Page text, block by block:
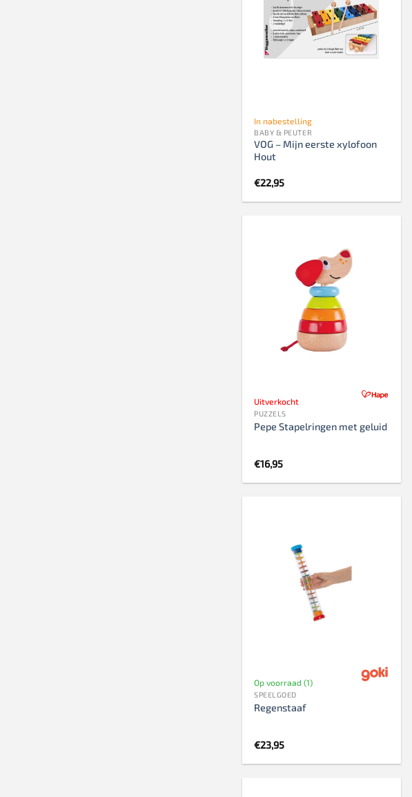
In nabestelling
BABY & PEUTER
VOG – Mijn eerste xylofoon
Hout
€22,95
Uitverkocht
PUZZELS
Pepe Stapelringen met geluid
€16,95
Op voorraad (1)
SPEELGOED
Regenstaaf
€23,95